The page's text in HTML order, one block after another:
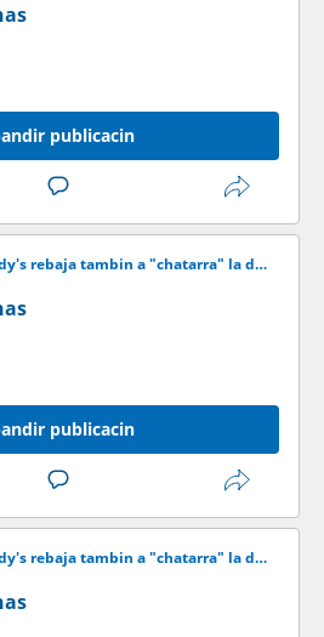
publicacin
Moody's rebaja tambin a "chatarra" la deuda de la elctrica de Puerto Rico
publicacin
Moody's rebaja tambin a "chatarra" la deuda de la elctrica de Puerto Rico